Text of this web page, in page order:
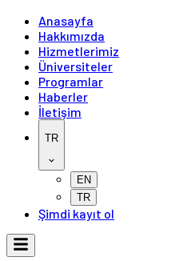
Anasayfa
Hakkımızda
Hizmetlerimiz
Üniversiteler
Programlar
Haberler
İletişim
TR
EN
TR
Şimdi kayıt ol